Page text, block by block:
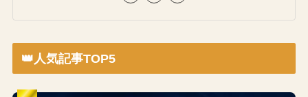
👑人気記事TOP5